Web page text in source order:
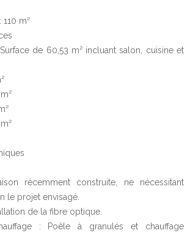
110 m²
de 60,53 m² incluant salon, cuisine et
récemment construite, ne nécessitant
le projet envisagé.
de la fibre optique.
: Poêle à granulés et chauffage